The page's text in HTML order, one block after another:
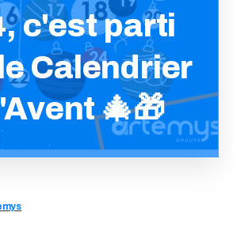
c'estparti
Calendrier
🎄🎁